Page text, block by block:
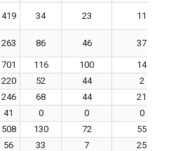
419 34 23 11
263 86 46 37
701 116 100
14
220 52 44
2
246 68 44
21
41 0 0
0
508 130 72
55
56 33 7 25